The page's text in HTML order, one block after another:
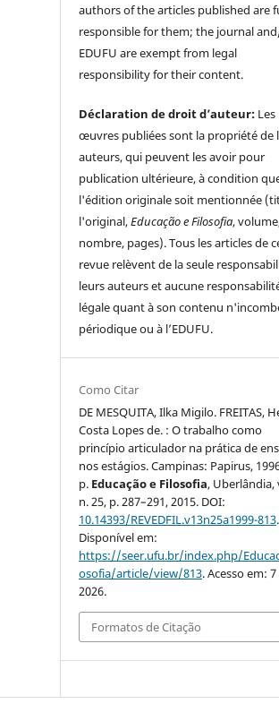
authors of the articles published are
responsible for them; the journal
EDUFU are exempt from legal
responsibility for their content.
Déclaration de droit d’auteur: Les
œuvres publiées sont la propriété de
auteurs, qui peuvent les avoir pour
publication ultérieure, à condition
l'édition originale soit mentionnée
l'original,Educação e Filosofia,
nombre, pages). Tous les articles de
revue relèvent de la seule
leurs auteurs et aucune
légale quant à son contenu
périodique ou à l’EDUFU.
Como Citar
DE MESQUITA, Ilka Migilo. FREITAS,
Costa Lopes de. : O trabalho como
princípio articulador na prática de
nos estágios. Campinas: Papirus,
p. Educação e Filosofia, Uberlândia,
n. 25, p. 287–291, 2015. DOI:
10.14393/REVEDFIL.v13n25a1999-813.
Disponível em:
https://seer.ufu.br/index.php/
osofia/article/view/813. Acesso em:
2026.
Formatos de Citação